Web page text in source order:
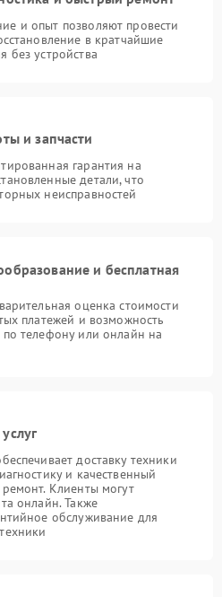
и опыт позволяют провести
в кратчайшие
без устройства
и запчасти
гарантия на
детали, что
неисправностей
и бесплатная
оценка стоимости
платежей и возможность
по телефону или онлайн на
доставку техники
и качественный
Клиенты могут
онлайн. Также
обслуживание для